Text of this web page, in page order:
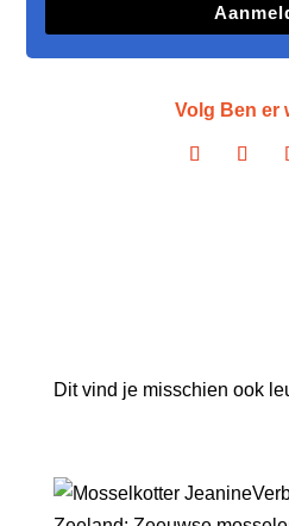
Volg Ben er
Dit vind je misschien ook